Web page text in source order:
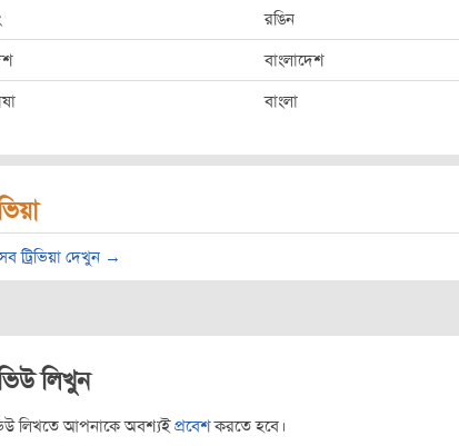
রঙিন
বাংলাদেশ
বাংলা
ট্রিভিয়া দেখুন →
লিখুন
লিখতে আপনাকে অবশ্যইপ্রবেশকরতে হবে।